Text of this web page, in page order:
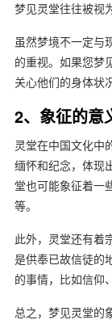
梦见灵堂往往被视
虽然梦境不一定与
的重视。如果您梦
关心他们的身体状
2、象征的意
灵堂在中国文化中
缅怀和纪念，体现
堂也可能象征着一
等。
此外，灵堂还有着
是供奉已故信徒的
的事情，比如信仰
总之，梦见灵堂的